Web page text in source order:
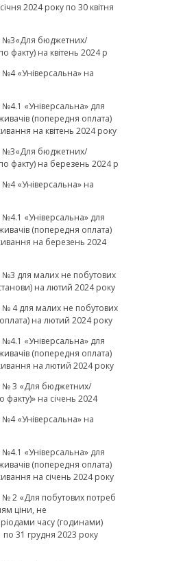
2024 року по 30 квітня
№3«Для бюджетних/
факту) на квітень 2024 р
«Універсальна» на
«Універсальна» для
(попередня оплата)
на квітень 2024 року
№3«Для бюджетних/
факту) на березень 2024 р
«Універсальна» на
«Універсальна» для
(попередня оплата)
на березень 2024
для малих не побутових
на лютий 2024 року
4 для малих не побутових
на лютий 2024 року
«Універсальна» для
(попередня оплата)
на лютий 2024 року
№ 3 «Для бюджетних/
факту)» на січень 2024
«Універсальна» на
«Універсальна» для
(попередня оплата)
на січень 2024 року
2 «Для побутових потреб
ціни, не
часу (годинами)
31 грудня 2023 року